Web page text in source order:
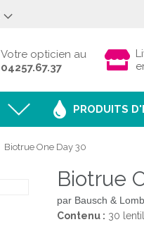
Votre opticien au
04257.67.37
PRODUITS
Biotrue One Day 30
Biotrue
par Bausch & Lomb
Contenu : 30